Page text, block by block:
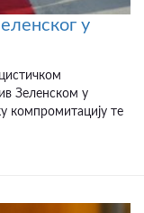
у
Зеленском у
компромитацију те